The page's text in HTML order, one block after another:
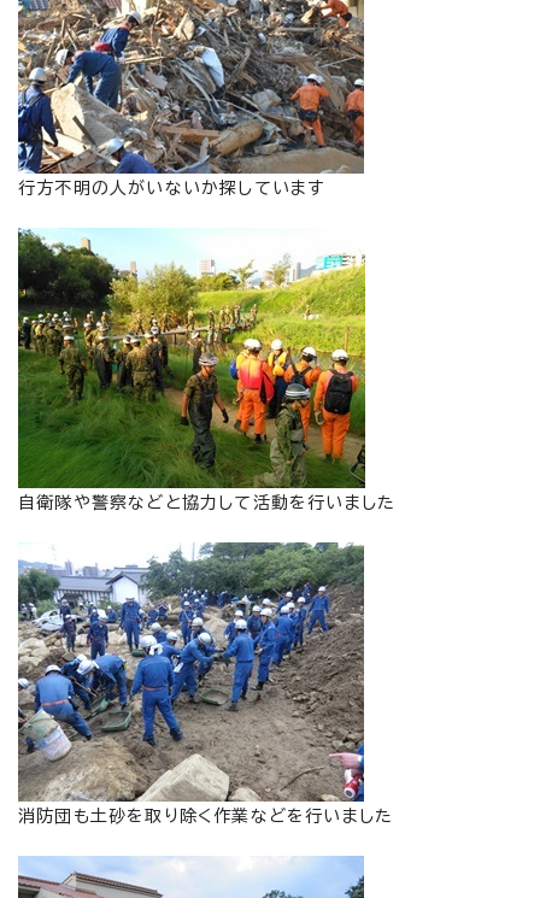
行方不明の人がいないか探しています
自衛隊や警察などと協力して活動を行いました
消防団も土砂を取り除く作業などを行いました